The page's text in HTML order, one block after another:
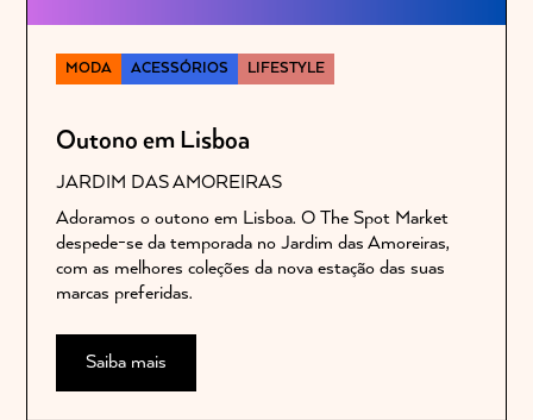
MODA ACESSÓRIOS LIFESTYLE
Outono em Lisboa
JARDIM DAS AMOREIRAS
Adoramos o outono em Lisboa. O The Spot Market
despede-se da temporada no Jardim das Amoreiras,
com as melhores coleções da nova estação das suas
marcas preferidas.
Saiba mais